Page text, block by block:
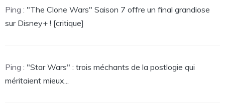
Ping : "The Clone Wars" Saison 7 offre un final grandiose
sur Disney+ ! [critique]
Ping : "Star Wars" : trois méchants de la postlogie qui
méritaient mieux...